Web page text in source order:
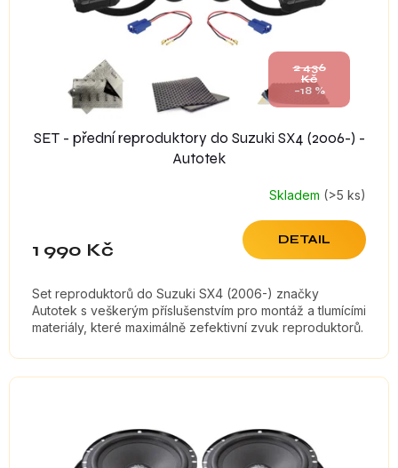
2 436
Kč
–18 %
SET - přední reproduktory do Suzuki SX4 (2006-) -
Autotek
Skladem (>5 ks)
1 990 Kč DETAIL
Set reproduktorů do Suzuki SX4 (2006-) značky
Autotek s veškerým příslušenstvím pro montáž a tlumícími
materiály, které maximálně zefektivní zvuk reproduktorů.